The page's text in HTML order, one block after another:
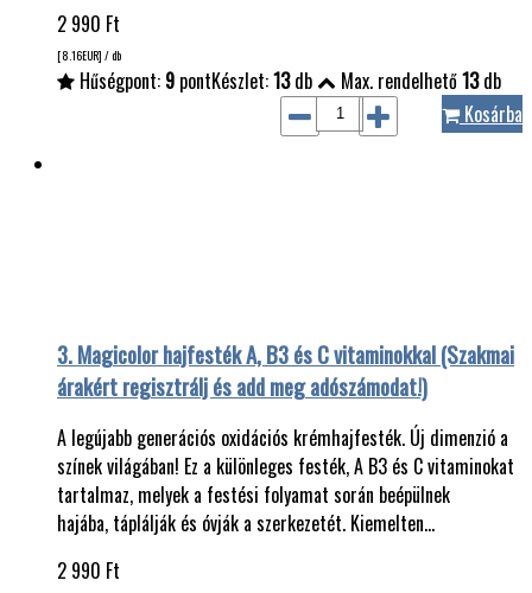
2 990 Ft
[8.16EUR] / db
Hűségpont: 9 pontKészlet:13db Max. rendelhető13db
Kosárba
3. Magicolor hajfesték A, B3 és C vitaminokkal (Szakmai
árakért regisztrálj és add meg adószámodat!)
A legújabb generációs oxidációs krémhajfesték. Új dimenzió a
színek világában! Ez a különleges festék, A B3 és C vitaminokat
tartalmaz, melyek a festési folyamat során beépülnek
hajába, táplálják és óvják a szerkezetét. Kiemelten…
2 990 Ft